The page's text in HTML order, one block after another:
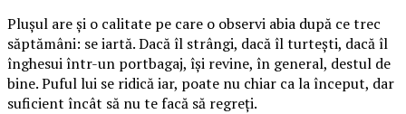
Plușul are și o calitate pe care o observi abia după ce trec
săptămâni: se iartă. Dacă îl strângi, dacă îl turtești, dacă îl
înghesui într-un portbagaj, își revine, în general, destul de
bine. Puful lui se ridică iar, poate nu chiar ca la început, dar
suficient încât să nu te facă să regreți.